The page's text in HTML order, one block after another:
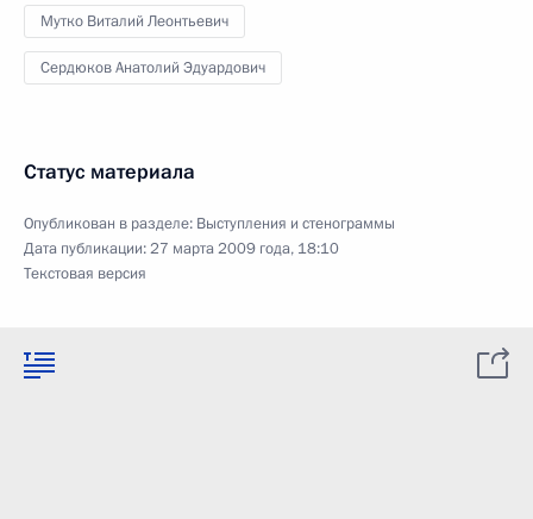
Мутко Виталий Леонтьевич
Сердюков Анатолий Эдуардович
Статус материала
Опубликован в разделе: Выступления и стенограммы
Дата публикации:27 марта 2009 года, 18:10
Текстовая версия